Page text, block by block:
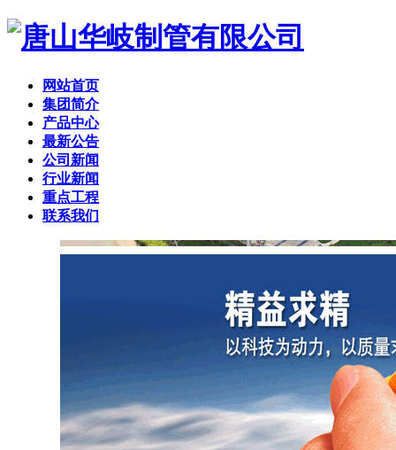
网站首页
集团简介
产品中心
最新公告
公司新闻
行业新闻
重点工程
联系我们